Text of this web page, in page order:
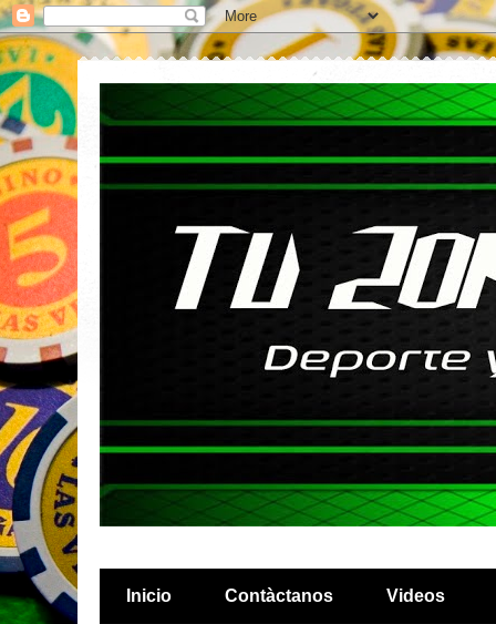
Inicio Contàctanos Videos